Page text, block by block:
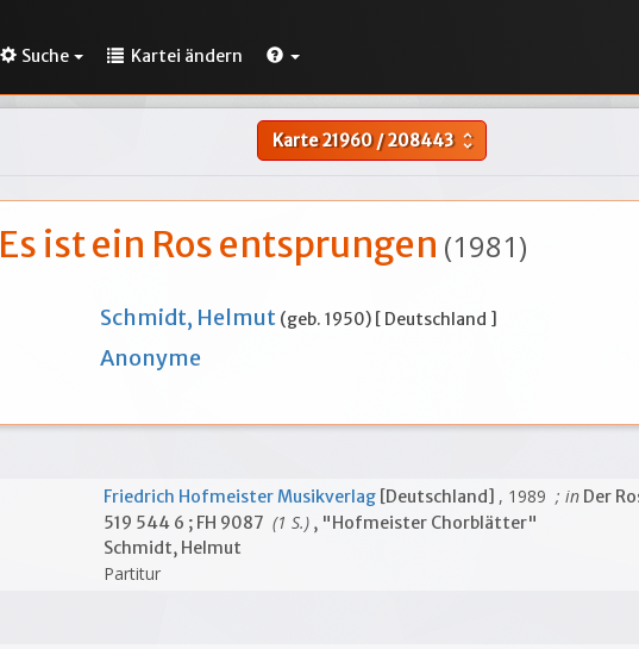
Suche Kartei ändern
Karte21960/208443 unfold_more
Es ist ein Ros entsprungen (1981)
Schmidt, Helmut (geb. 1950) [ Deutschland ]
Anonyme
Friedrich Hofmeister Musikverlag [Deutschland] , 1989 ; in Der
519 544 6 ; FH 9087 (1 S.) , "Hofmeister Chorblätter"
Schmidt, Helmut
Partitur